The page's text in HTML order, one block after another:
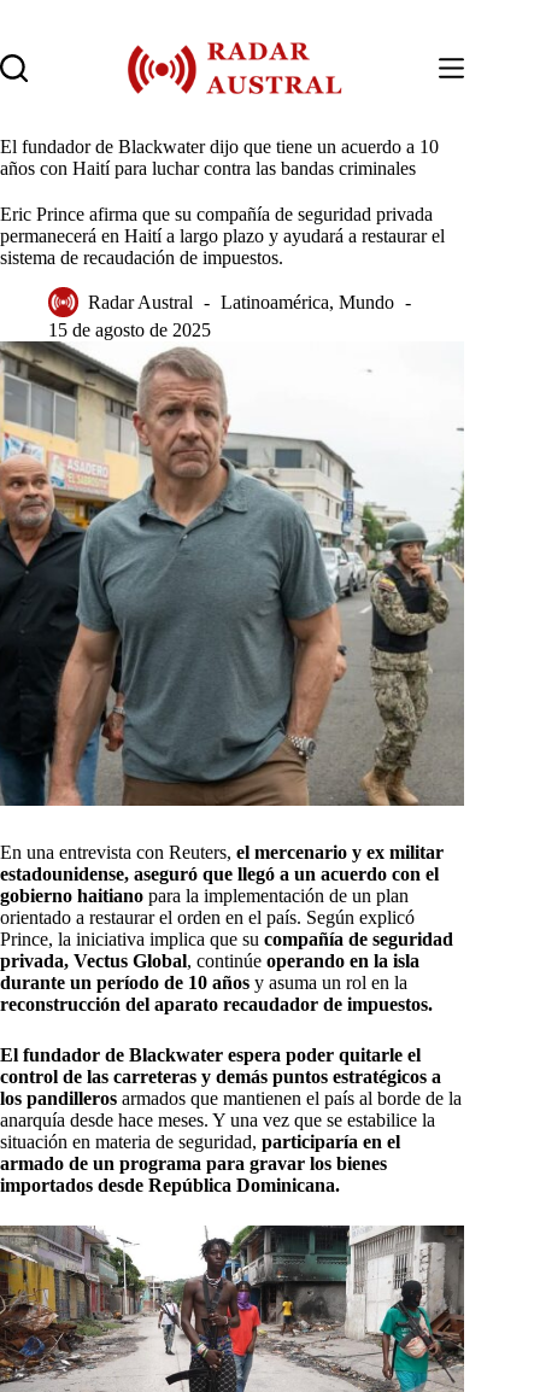
contenido
El fundador de Blackwater dijo que tiene un acuerdo a 10
años con Haití para luchar contra las bandas criminales
Eric Prince afirma que su compañía de seguridad privada
permanecerá en Haití a largo plazo y ayudará a restaurar el
sistema de recaudación de impuestos.
Radar Austral Latinoamérica, Mundo
15 de agosto de 2025
En una entrevista con Reuters, el mercenario y ex militar
estadounidense, aseguró que llegó a un acuerdo con el
gobierno haitiano para la implementación de un plan
orientado a restaurar el orden en el país. Según explicó
Prince, la iniciativa implica que su compañía de seguridad
privada, Vectus Global, continúe operando en la isla
durante un período de 10 años y asuma un rol en la
reconstrucción del aparato recaudador de impuestos.
El fundador de Blackwater espera poder quitarle el
control de las carreteras y demás puntos estratégicos a
los pandilleros armados que mantienen el país al borde de la
anarquía desde hace meses. Y una vez que se estabilice la
situación en materia de seguridad, participaría en el
armado de un programa para gravar los bienes
importados desde República Dominicana.